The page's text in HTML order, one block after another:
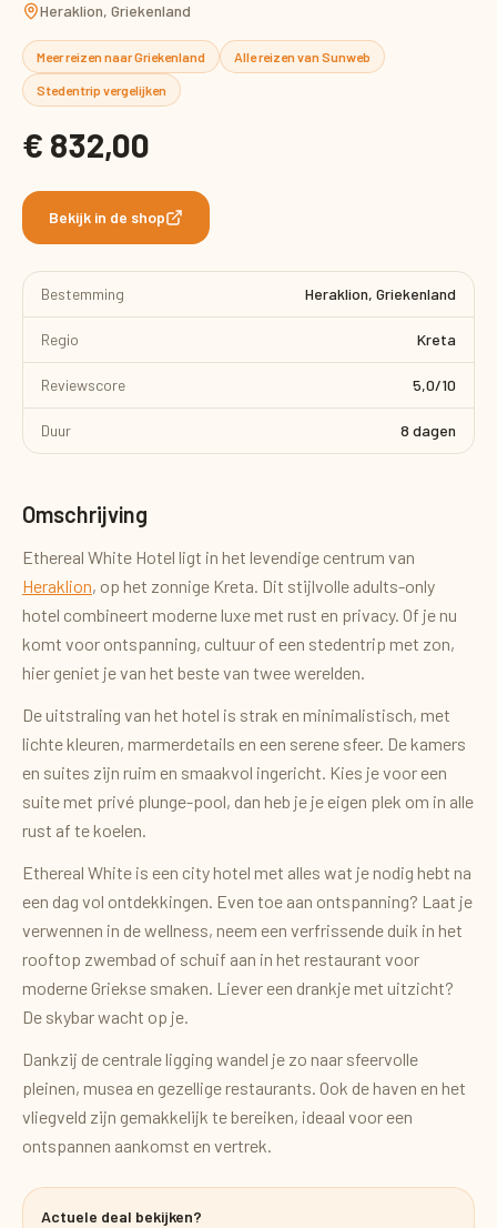
Heraklion, Griekenland
Meer reizen naar Griekenland Alle reizen van Sunweb
Stedentrip vergelijken
€ 832,00
Bekijk in de shop
Bestemming Heraklion, Griekenland
Regio Kreta
Reviewscore 5,0/10
Duur 8 dagen
Omschrijving
Ethereal White Hotel ligt in het levendige centrum van
Heraklion, op het zonnige Kreta. Dit stijlvolle adults-only
hotel combineert moderne luxe met rust en privacy. Of je nu
komt voor ontspanning, cultuur of een stedentrip met zon,
hier geniet je van het beste van twee werelden.
De uitstraling van het hotel is strak en minimalistisch, met
lichte kleuren, marmerdetails en een serene sfeer. De kamers
en suites zijn ruim en smaakvol ingericht. Kies je voor een
suite met privé plunge-pool, dan heb je je eigen plek om in alle
rust af te koelen.
Ethereal White is een city hotel met alles wat je nodig hebt na
een dag vol ontdekkingen. Even toe aan ontspanning? Laat je
verwennen in de wellness, neem een verfrissende duik in het
rooftop zwembad of schuif aan in het restaurant voor
moderne Griekse smaken. Liever een drankje met uitzicht?
De skybar wacht op je.
Dankzij de centrale ligging wandel je zo naar sfeervolle
pleinen, musea en gezellige restaurants. Ook de haven en het
vliegveld zijn gemakkelijk te bereiken, ideaal voor een
ontspannen aankomst en vertrek.
Actuele deal bekijken?